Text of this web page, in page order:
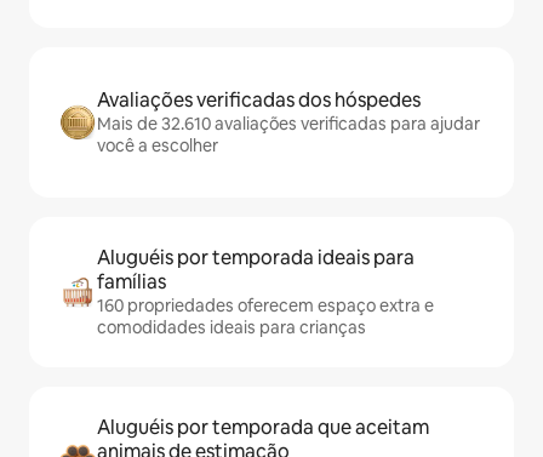
Avaliações verificadas dos hóspedes
Mais de 32.610 avaliações verificadas para ajudar
você a escolher
Aluguéis por temporada ideais para
famílias
160 propriedades oferecem espaço extra e
comodidades ideais para crianças
Aluguéis por temporada que aceitam